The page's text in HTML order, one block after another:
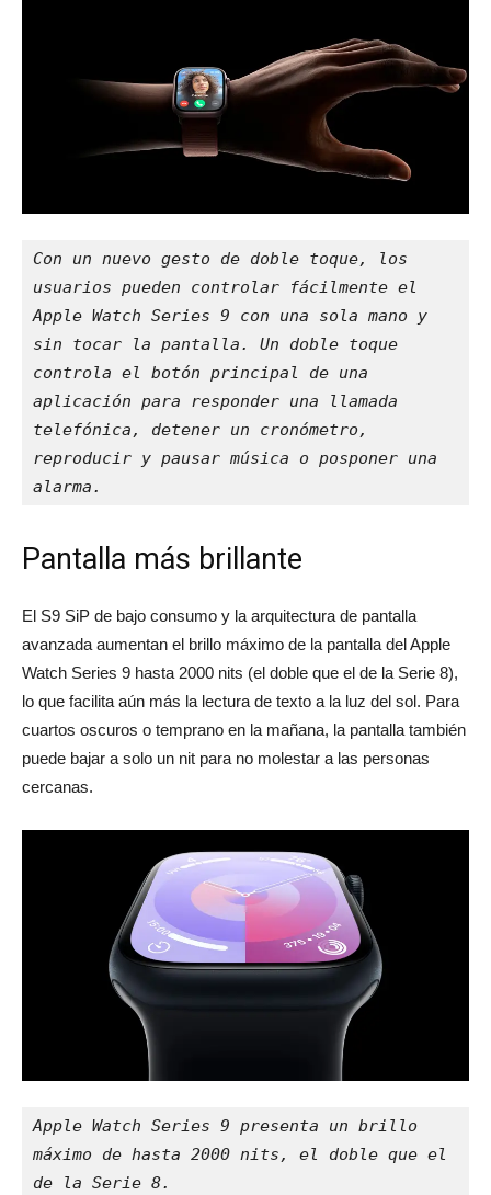
Con un nuevo gesto de doble toque, los
usuarios pueden controlar fácilmente el
Apple Watch Series 9 con una sola mano y
sin tocar la pantalla. Un doble toque
controla el botón principal de una
aplicación para responder una llamada
telefónica, detener un cronómetro,
reproducir y pausar música o posponer una
alarma.
Pantalla más brillante
El S9 SiP de bajo consumo y la arquitectura de pantalla
avanzada aumentan el brillo máximo de la pantalla del Apple
Watch Series 9 hasta 2000 nits (el doble que el de la Serie 8),
lo que facilita aún más la lectura de texto a la luz del sol. Para
cuartos oscuros o temprano en la mañana, la pantalla también
puede bajar a solo un nit para no molestar a las personas
cercanas.
Apple Watch Series 9 presenta un brillo
máximo de hasta 2000 nits, el doble que el
de la Serie 8.